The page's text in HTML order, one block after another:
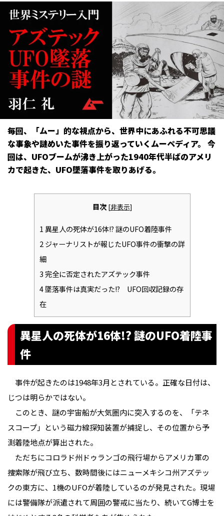
毎回、「ムー」的な視点から、世界中にあふれる不可思議
な事象や謎めいた事件を振り返っていくムーペディア。 今
回は、UFOブームが沸き上がった1940年代半ばのアメリ
カで起きた、UFO墜落事件を取りあげる。
目次 [非表示]
1異星人の死体が16体!? 謎のUFO着陸事件
2ジャーナリストが報じたUFO事件の衝撃の詳
細
3完全に否定されたアズテック事件
4墜落事件は真実だった!? UFO回収記録の存
在
異星人の死体が16体!? 謎のUFO着陸事
件
事件が起きたのは1948年3月とされている。正確な日付は、
じつは明らかではない。
このとき、謎の宇宙船が大気圏内に突入するのを、「テネ
スコープ」という磁力線探知装置が捕捉し、その位置から予
測着陸地点が算出された。
ただちにコロラド州ドゥランゴの飛行場からアメリカ軍の
捜索隊が飛び立ち、数時間後にはニューメキシコ州アズテッ
クの東方に、1機のUFOが着陸しているのが発見された。現場
には警備隊が派遣されて周囲の警戒に当たり、続いてG博士を